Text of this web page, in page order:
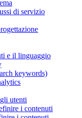
di servizio
e il linguaggio
keywords)
utenti
i contenuti